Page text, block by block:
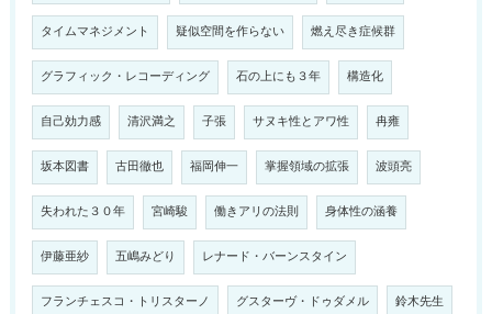
タイムマネジメント 疑似空間を作らない 燃え尽き症候群
グラフィック・レコーディング 石の上にも３年 構造化
自己効力感 清沢満之 子張 サヌキ性とアワ性 冉雍
坂本図書 古田徹也 福岡伸一 掌握領域の拡張 波頭亮
失われた３０年 宮崎駿 働きアリの法則 身体性の涵養
伊藤亜紗 五嶋みどり レナード・バーンスタイン
フランチェスコ・トリスターノ グスターヴ・ドゥダメル 鈴木先生